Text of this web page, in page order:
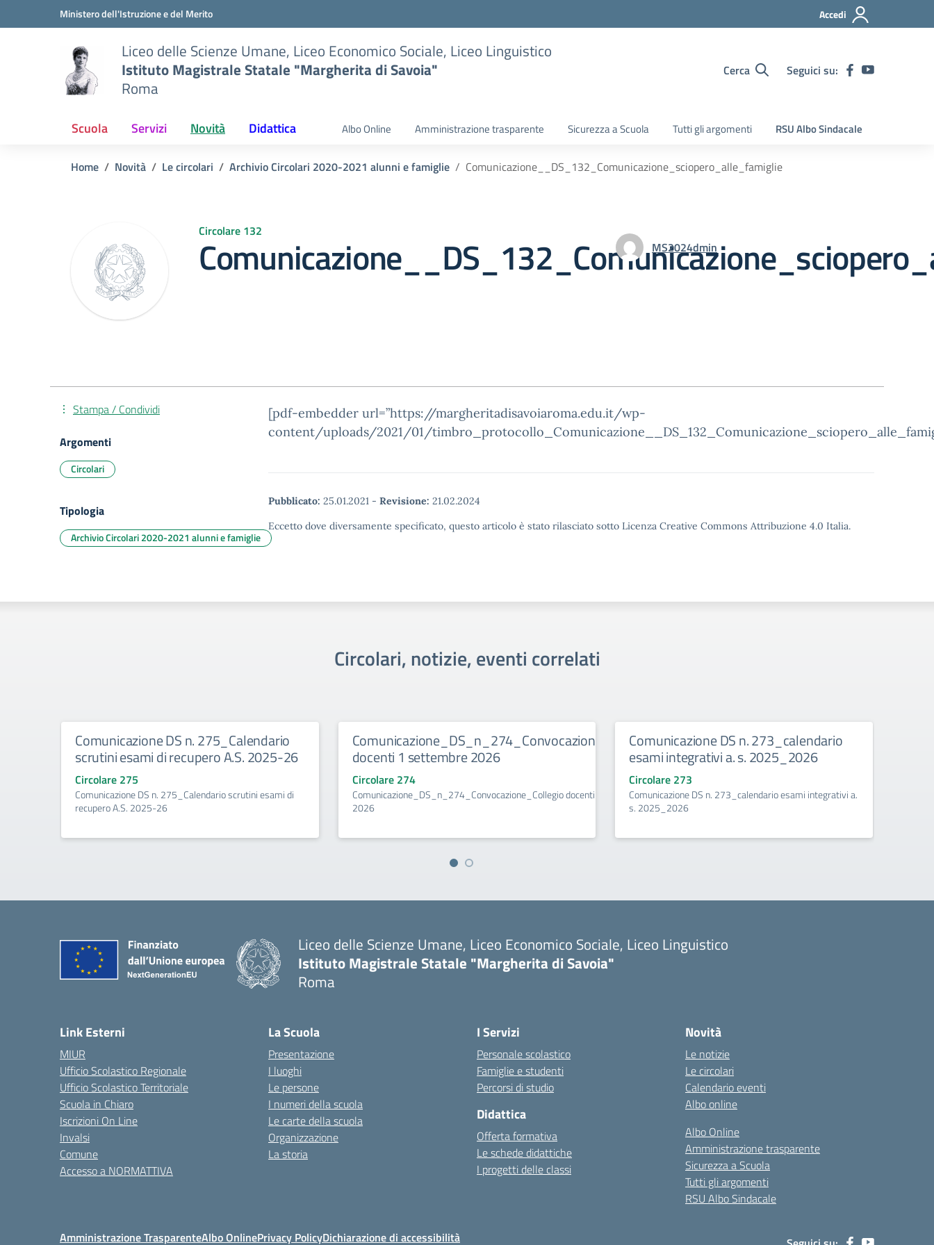
Vai ai contenuti
Vai al menu di navigazioneMinistero dell'Istruzione e del Merito Accedi
Liceo delle Scienze Umane, Liceo Economico Sociale, Liceo Linguistico
Istituto Magistrale Statale "Margherita di Savoia"
Roma
Cerca Seguici su:
Scuola Servizi Novità Didattica Albo Online Amministrazione trasparente Sicurezza a Scuola Tutti gli argomenti RSU Albo Sindacale
Home Novità Le circolari Archivio Circolari 2020-2021 alunni e famiglie Comunicazione__DS_132_Comunicazione_sciopero_alle_famiglie
Circolare 132
MS2024dmin
[pdf-embedder url=”https://margheritadisavoiaroma.edu.it/wp-
content/uploads/2021/01/
Pubblicato: 25.01.2021 - Revisione: 21.02.2024
Eccetto dove diversamente specificato, questo articolo è stato rilasciato sotto Licenza Creative Commons Attribuzione 4.0 Italia.
Stampa / Condividi
Argomenti
Circolari
Tipologia
Archivio Circolari 2020-2021 alunni e famiglie
Circolari, notizie, eventi correlati
Comunicazione DS n. 275_Calendario
scrutini esami di recupero A.S. 2025-26
Circolare 275
Comunicazione DS n. 275_Calendario scrutini esami di
recupero A.S. 2025-26
Comunicazione_DS_n_274_Convocazione_Collegio
docenti 1 settembre 2026
Circolare 274
Comunicazione_DS_n_274_Convocazione_Collegio docenti 1 settembre
2026
Comunicazione DS n. 273_calendario
esami integrativi a. s. 2025_2026
Circolare 273
Comunicazione DS n. 273_calendario esami integrativi a.
s. 2025_2026
Liceo delle Scienze Umane, Liceo Economico Sociale, Liceo Linguistico
Istituto Magistrale Statale "Margherita di Savoia"
Roma
Link Esterni
MIUR
Ufficio Scolastico Regionale
Ufficio Scolastico Territoriale
Scuola in Chiaro
Iscrizioni On Line
Invalsi
Comune
Accesso a NORMATTIVA
La Scuola
Presentazione
I luoghi
Le persone
I numeri della scuola
Le carte della scuola
Organizzazione
La storia
I Servizi
Personale scolastico
Famiglie e studenti
Percorsi di studio
Didattica
Offerta formativa
Le schede didattiche
I progetti delle classi
Novità
Le notizie
Le circolari
Calendario eventi
Albo online
Albo Online
Amministrazione trasparente
Sicurezza a Scuola
Tutti gli argomenti
RSU Albo Sindacale
Amministrazione TrasparenteAlbo OnlinePrivacy PolicyDichiarazione di accessibilità